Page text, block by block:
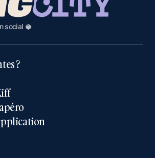
social 🥥
?